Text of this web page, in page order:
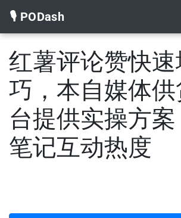
🎙️ PODash
红薯评论赞快
巧，本自媒体
台提供实操方
笔记互动热度